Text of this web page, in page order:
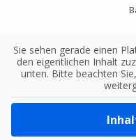
Sie sehen gerade einen
den eigentlichen Inhalt
unten. Bitte beachten